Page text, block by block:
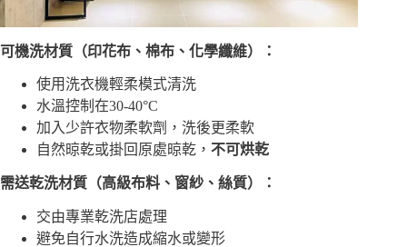
可機洗材質（印花布、棉布、化學纖維）：
使用洗衣機輕柔模式清洗
水溫控制在30-40°C
加入少許衣物柔軟劑，洗後更柔軟
自然晾乾或掛回原處晾乾， 不可烘乾
需送乾洗材質（高級布料、窗紗、絲質）：
交由專業乾洗店處理
避免自行水洗造成縮水或變形